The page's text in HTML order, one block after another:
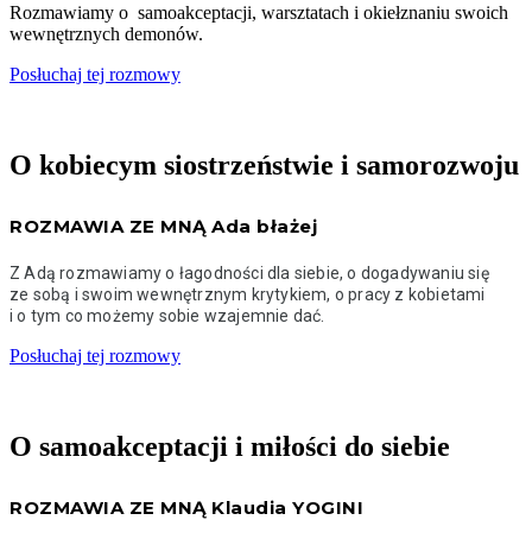
Rozmawiamy o samoakceptacji, warsztatach i okiełznaniu swoich
wewnętrznych demonów.
Posłuchaj tej rozmowy
O kobiecym siostrzeństwie i samorozwoju
ROZMAWIA ZE MNĄ Ada błażej
Z Adą rozmawiamy o łagodności dla siebie, o dogadywaniu się
ze sobą i swoim wewnętrznym krytykiem, o pracy z kobietami
i o tym co możemy sobie wzajemnie dać.
Posłuchaj tej rozmowy
O samoakceptacji i miłości do siebie
ROZMAWIA ZE MNĄ Klaudia YOGINI